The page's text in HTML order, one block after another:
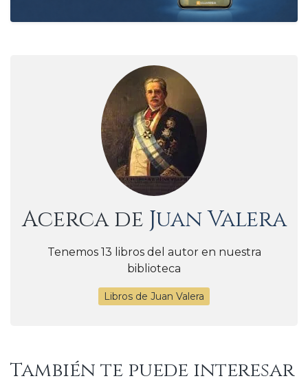
Acerca de Juan Valera
Tenemos 13 libros del autor en nuestra
biblioteca
Libros de Juan Valera
También te puede interesar